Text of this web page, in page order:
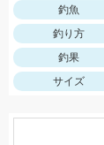
釣魚
釣り方
釣果
サイズ